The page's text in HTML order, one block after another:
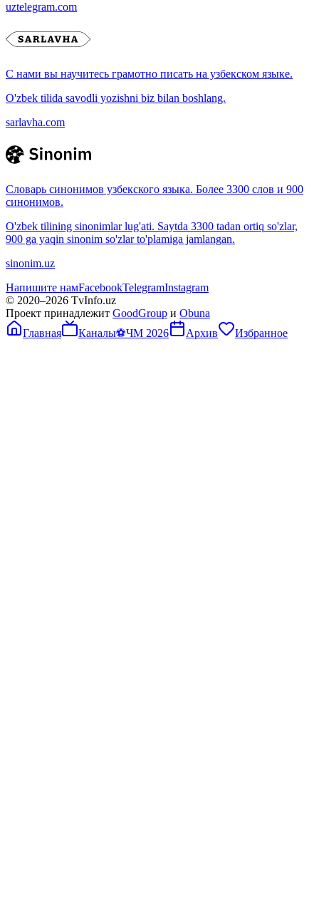
uztelegram.com
С нами вы научитесь грамотно писать на узбекском языке.
O'zbek tilida savodli yozishni biz bilan boshlang.
sarlavha.com
Словарь синонимов узбекского языка. Более 3300 слов и 900
синонимов.
O'zbek tilining sinonimlar lug'ati. Saytda 3300 tadan ortiq so'zlar,
900 ga yaqin sinonim so'zlar to'plamiga jamlangan.
sinonim.uz
Напишите намFacebookTelegramInstagram
© 2020–2026 TvInfo.uz
Проект принадлежит GoodGroup и Obuna
Главная
Каналы⚽ЧМ 2026 Архив Избранное